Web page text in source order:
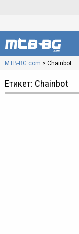
MTB-BG.com > Chainbot
Етикет: Chainbot